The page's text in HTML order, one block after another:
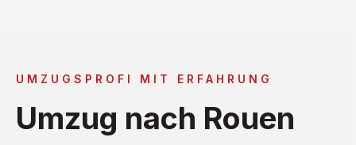
UMZUGSPROFI MIT ERFAHRUNG
Umzug nach Rouen